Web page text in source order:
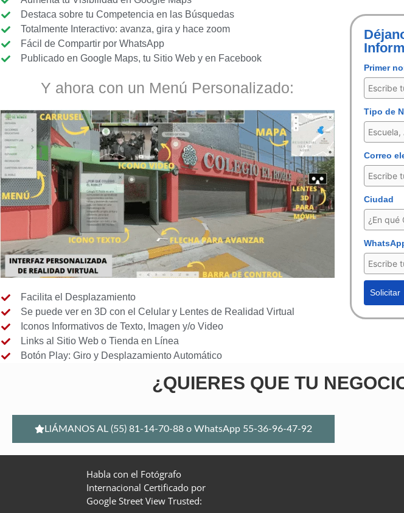
Destaca sobre tu Competencia en las Búsquedas
Totalmente Interactivo: avanza, gira y hace zoom
Fácil de Compartir por WhatsApp
Publicado en Google Maps, tu Sitio Web y en Facebook
Y ahora con un Menú Personalizado:
Facilita el Desplazamiento
Se puede ver en 3D con el Celular y Lentes de Realidad Virtual
Iconos Informativos de Texto, Imagen y/o Video
Links al Sitio Web o Tienda en Línea
Botón Play: Giro y Desplazamiento Automático
Primer
Tipo de
Correo
Ciudad
Solicitar
¿QUIERES QUE TU
LlÁMANOS AL (55) 81-14-70-88 o WhatsApp 55-36-96-47-92
Habla con el Fotógrafo
Internacional Certificado por
Google Street View Trusted: